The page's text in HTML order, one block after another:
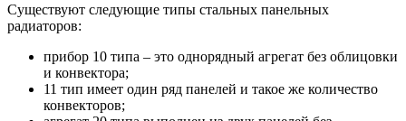
Существуют следующие типы стальных панельных
радиаторов:
прибор 10 типа – это однорядный агрегат без облицовки
и конвектора;
11 тип имеет один ряд панелей и такое же количество
конвекторов;